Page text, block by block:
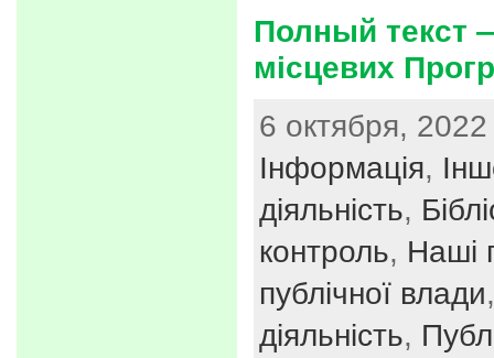
Полный текст
місцевих
6 октября,
Інформація,
діяльність,
контроль, Наші
публічної влади
діяльність,